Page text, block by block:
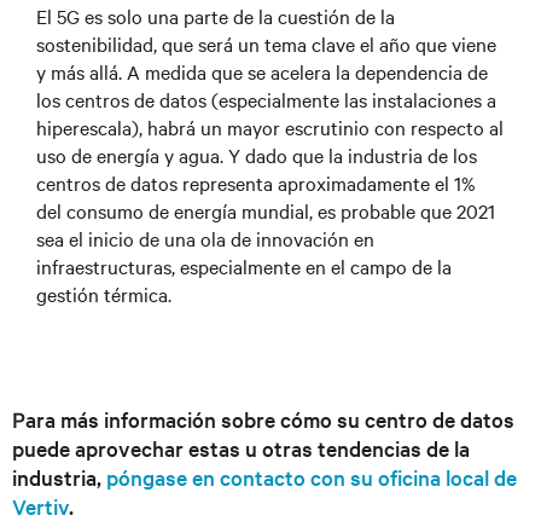
El 5G es solo una parte de la cuestión de la
sostenibilidad, que será un tema clave el año que viene
y más allá. A medida que se acelera la dependencia de
los centros de datos (especialmente las instalaciones a
hiperescala), habrá un mayor escrutinio con respecto al
uso de energía y agua. Y dado que la industria de los
centros de datos representa aproximadamente el 1%
del consumo de energía mundial, es probable que 2021
sea el inicio de una ola de innovación en
infraestructuras, especialmente en el campo de la
gestión térmica.
Para más información sobre cómo su centro de datos
puede aprovechar estas u otras tendencias de la
industria, póngase en contacto con su oficina local de
Vertiv.